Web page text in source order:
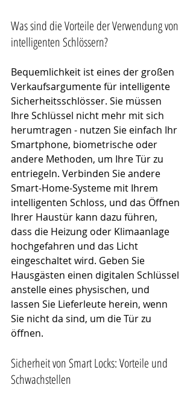
Was sind die Vorteile der Verwendung von
intelligenten Schlössern?
Bequemlichkeit ist eines der großen
Verkaufsargumente für intelligente
Sicherheitsschlösser. Sie müssen
Ihre Schlüssel nicht mehr mit sich
herumtragen - nutzen Sie einfach Ihr
Smartphone, biometrische oder
andere Methoden, um Ihre Tür zu
entriegeln. Verbinden Sie andere
Smart-Home-Systeme mit Ihrem
intelligenten Schloss, und das Öffnen
Ihrer Haustür kann dazu führen,
dass die Heizung oder Klimaanlage
hochgefahren und das Licht
eingeschaltet wird. Geben Sie
Hausgästen einen digitalen Schlüssel
anstelle eines physischen, und
lassen Sie Lieferleute herein, wenn
Sie nicht da sind, um die Tür zu
öffnen.
Sicherheit von Smart Locks: Vorteile und
Schwachstellen